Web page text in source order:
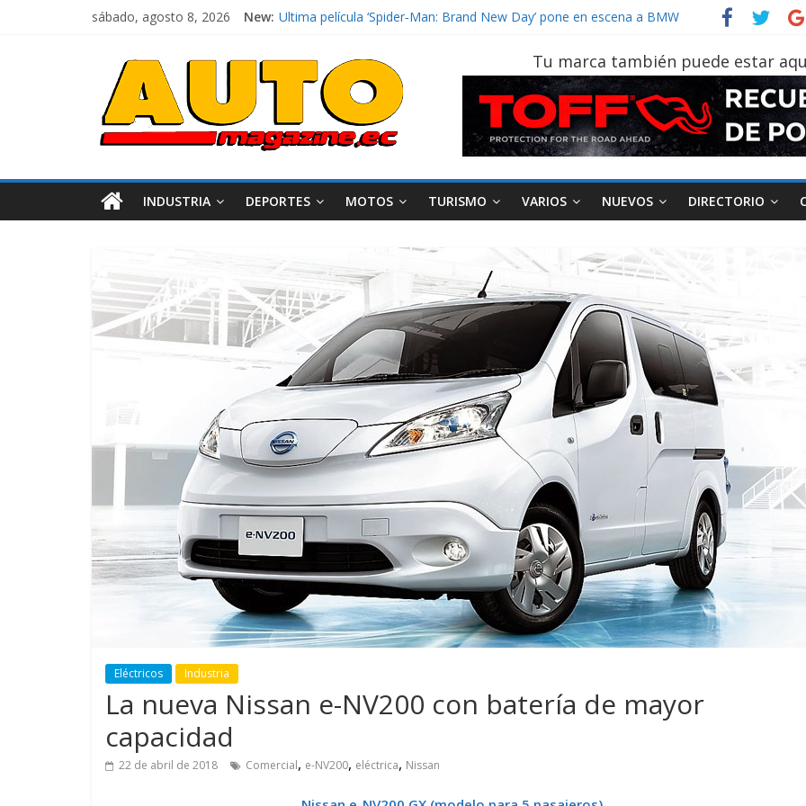
sábado, agosto 8, 2026 New: El costo de tener un vehículo gana protagonismo a la hora de decidir
¿Qué puede pasar con tu vehículo si permanece varios días sin usar?
La Vuelta al Ecuador 2026, edición 47ª, recorre 7 provincias en 8 días
La FEDAK recibe 12 Sinotruk Bolden para cubrir las rutas de La Vuelta
Tu marca también puede estar
INDUSTRIA DEPORTES MOTOS TURISMO VARIOS NUEVOS DIRECTORIO
Eléctricos Industria
La nueva Nissan e-NV200 con batería de mayor
capacidad
22 de abril de 2018 Comercial, e-NV200, eléctrica, Nissan
GM reafirma su
compromiso con movilidad
más segura y conectada
Movilidad Turismo Varios
¿Qué puede pasar con tu
vehículo si permanece
varios días sin usar?
AEADE Industria Motociclismo
Movilidad
Campaña busca cambiar
destino de los
en la región